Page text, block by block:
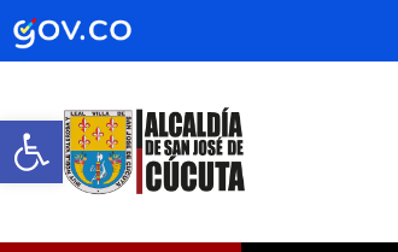
Abrir barra de